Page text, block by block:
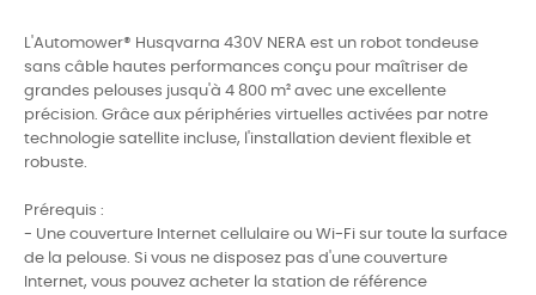
L'Automower® Husqvarna 430V NERA est un robot tondeuse
sans câble hautes performances conçu pour maîtriser de
grandes pelouses jusqu'à 4 800 m² avec une excellente
précision. Grâce aux périphéries virtuelles activées par notre
technologie satellite incluse, l'installation devient flexible et
robuste.
Prérequis :​
- Une couverture Internet cellulaire ou Wi-Fi sur toute la surface
de la pelouse. Si vous ne disposez pas d'une couverture
Internet, vous pouvez acheter la station de référence